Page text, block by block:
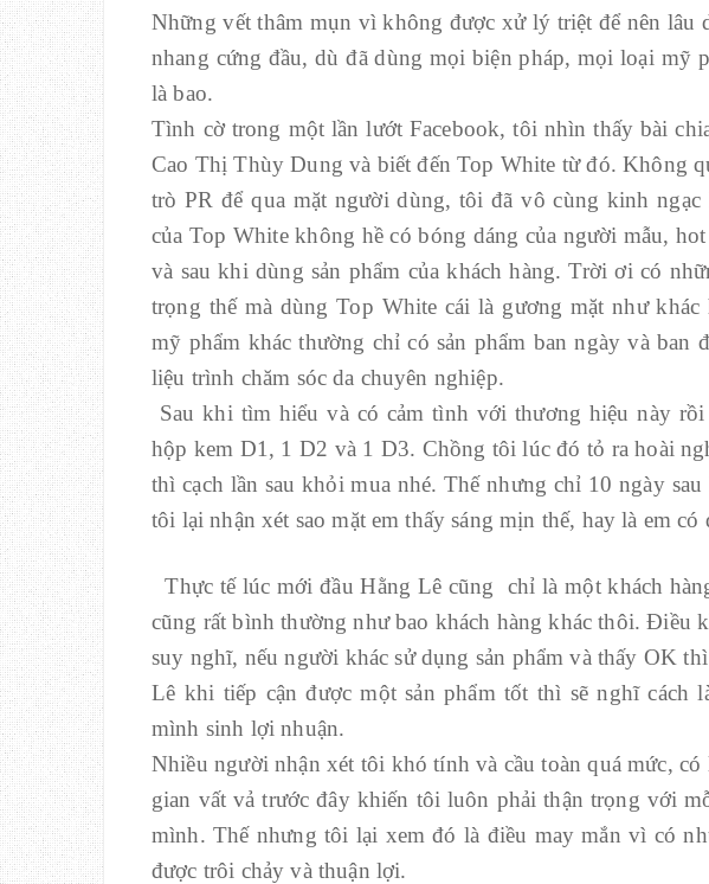
Những vết thâm mụn vì không được xử lý triệt để nên lâu
nhang cứng đầu, dù đã dùng mọi biện pháp, mọi loại mỹ
là bao.
Tình cờ trong một lần lướt Facebook, tôi nhìn thấy bài chia
Cao Thị Thùy Dung và biết đến Top White từ đó. Không
trò PR để qua mặt người dùng, tôi đã vô cùng kinh ngạc
của Top White không hề có bóng dáng của người mẫu,
và sau khi dùng sản phẩm của khách hàng. Trời ơi có
trọng thế mà dùng Top White cái là gương mặt như khác
mỹ phẩm khác thường chỉ có sản phẩm ban ngày và ban
liệu trình chăm sóc da chuyên nghiệp.
Sau khi tìm hiểu và có cảm tình với thương hiệu này
hộp kem D1, 1 D2 và 1 D3. Chồng tôi lúc đó tỏ ra hoài
thì cạch lần sau khỏi mua nhé. Thế nhưng chỉ 10 ngày
tôi lại nhận xét sao mặt em thấy sáng mịn thế, hay là em có
Thực tế lúc mới đầu Hằng Lê cũng chỉ là một khách
cũng rất bình thường như bao khách hàng khác thôi. Điều
suy nghĩ, nếu người khác sử dụng sản phẩm và thấy OK
Lê khi tiếp cận được một sản phẩm tốt thì sẽ nghĩ cách
mình sinh lợi nhuận.
Nhiều người nhận xét tôi khó tính và cầu toàn quá mức,
gian vất vả trước đây khiến tôi luôn phải thận trọng với
mình. Thế nhưng tôi lại xem đó là điều may mắn vì có
được trôi chảy và thuận lợi.